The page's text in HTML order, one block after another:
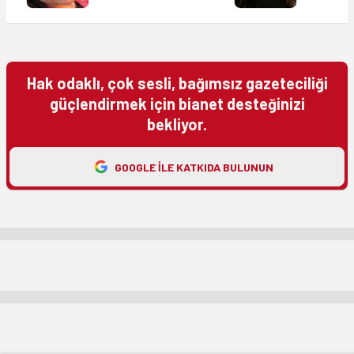
Hak odaklı, çok sesli, bağımsız gazeteciliği
güçlendirmek için bianet desteğinizi
bekliyor.
GOOGLE ILE KATKIDA BULUNUN